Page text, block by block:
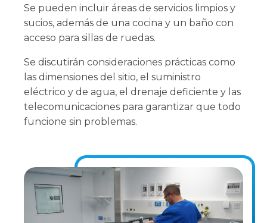
Se pueden incluir áreas de servicios limpios y
sucios, además de una cocina y un baño con
acceso para sillas de ruedas.
Se discutirán consideraciones prácticas como
las dimensiones del sitio, el suministro
eléctrico y de agua, el drenaje deficiente y las
telecomunicaciones para garantizar que todo
funcione sin problemas.